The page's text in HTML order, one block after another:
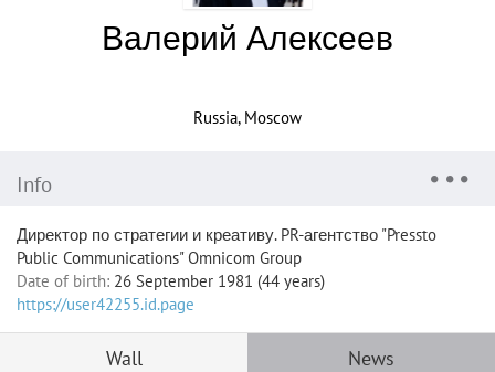
Валерий Алексеев
Russia, Moscow
Info
Директор по стратегии и креативу. PR-агентство "Pressto
Public Communications" Omnicom Group
Date of birth: 26 September 1981 (44 years)
https://user42255.id.page
Wall News